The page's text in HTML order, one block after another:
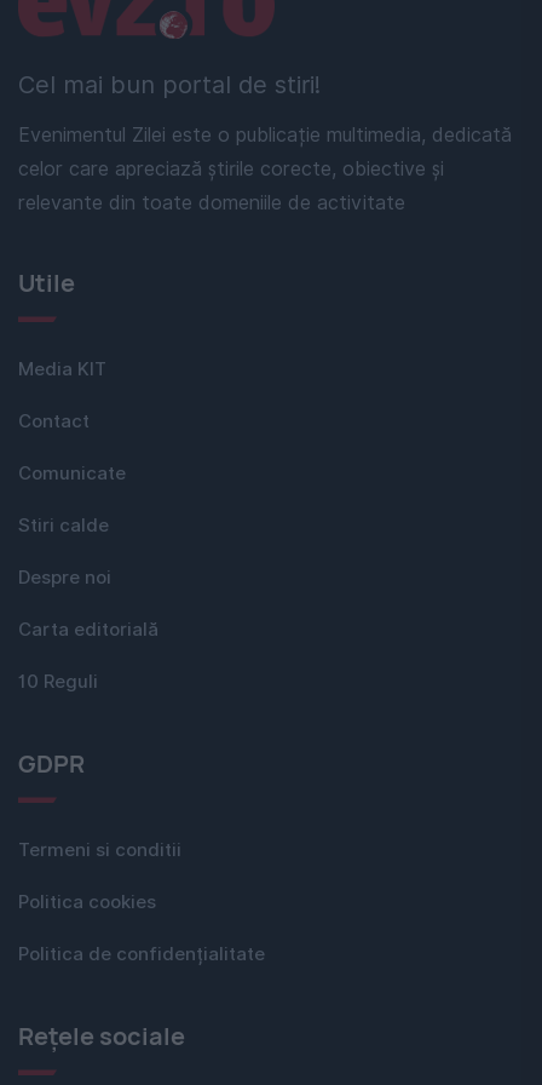
Cel mai bun portal de stiri!
Evenimentul Zilei este o publicație multimedia, dedicată
celor care apreciază știrile corecte, obiective și
relevante din toate domeniile de activitate
Utile
Media KIT
Contact
Comunicate
Stiri calde
Despre noi
Carta editorială
10 Reguli
GDPR
Termeni si conditii
Politica cookies
Politica de confidențialitate
Rețele sociale